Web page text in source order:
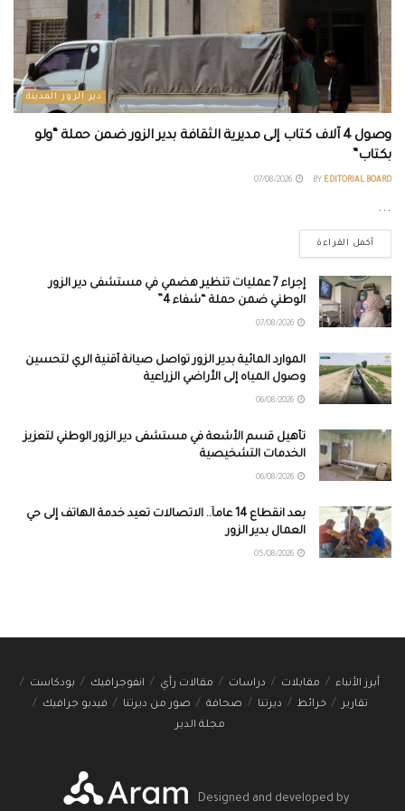
دير الزور المدينة
وصول 4 آلاف كتاب إلى مديرية الثقافة بدير الزور ضمن حملة “ولو
بكتاب”
BY EDITORIAL BOARD
...
أكمل القراءة
إجراء 7 عمليات تنظير هضمي في مستشفى دير الزور
الوطني ضمن حملة “شفاء 4”
الموارد المائية بدير الزور تواصل صيانة أقنية الري لتحسين
وصول المياه إلى الأراضي الزراعية
تأهيل قسم الأشعة في مستشفى دير الزور الوطني لتعزيز
الخدمات التشخيصية
بعد انقطاع 14 عاماً.. الاتصالات تعيد خدمة الهاتف إلى حي
العمال بدير الزور
أبرز الأنباء مقابلات دراسات مقالات رأي انفوجرافيك
بودكاست
تقارير
خرائط ديرتنا صحافة صور من ديرتنا
فيديو جرافيك
مجلة الدير
Designed and developed by